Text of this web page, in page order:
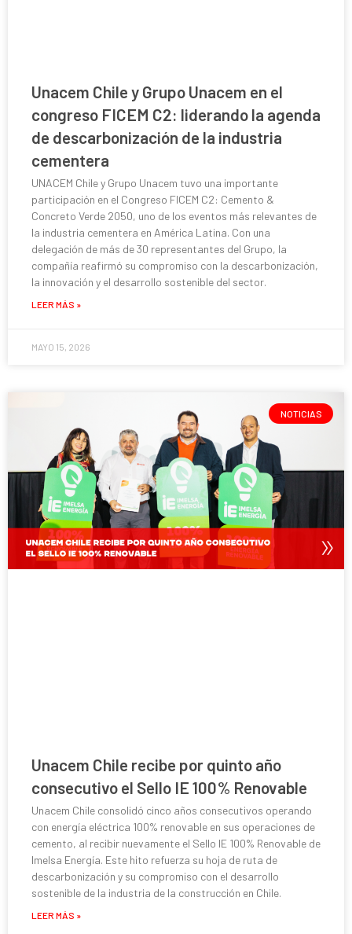
Unacem Chile y Grupo Unacem en el
congreso FICEM C2: liderando la agenda
de descarbonización de la industria
cementera
UNACEM Chile y Grupo Unacem tuvo una importante
participación en el Congreso FICEM C2: Cemento &
Concreto Verde 2050, uno de los eventos más relevantes de
la industria cementera en América Latina. Con una
delegación de más de 30 representantes del Grupo, la
compañía reafirmó su compromiso con la descarbonización,
la innovación y el desarrollo sostenible del sector.
LEER MÁS »
MAYO 15, 2026
NOTICIAS
Unacem Chile recibe por quinto año
consecutivo el Sello IE 100% Renovable
Unacem Chile consolidó cinco años consecutivos operando
con energía eléctrica 100% renovable en sus operaciones de
cemento, al recibir nuevamente el Sello IE 100% Renovable de
Imelsa Energía. Este hito refuerza su hoja de ruta de
descarbonización y su compromiso con el desarrollo
sostenible de la industria de la construcción en Chile.
LEER MÁS »